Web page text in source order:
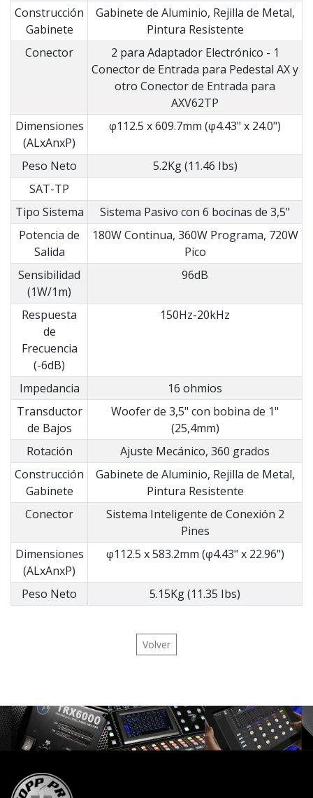
Construcción
Gabinete
Gabinete de Aluminio, Rejilla de Metal,
Pintura Resistente
Conector
2 para Adaptador Electrónico - 1
Conector de Entrada para Pedestal AX y
otro Conector de Entrada para
AXV62TP
Dimensiones
(ALxAnxP)
φ112.5 x 609.7mm (φ4.43" x 24.0")
Peso Neto
5.2Kg (11.46 Ibs)
SAT-TP
Tipo Sistema
Sistema Pasivo con 6 bocinas de 3,5"
Potencia de
Salida
180W Continua, 360W Programa, 720W
Pico
Sensibilidad
(1W/1m)
96dB
Respuesta
de
Frecuencia
(-6dB)
150Hz-20kHz
Impedancia
16 ohmios
Transductor
de Bajos
Woofer de 3,5" con bobina de 1"
(25,4mm)
Rotación
Ajuste Mecánico, 360 grados
Construcción
Gabinete
Gabinete de Aluminio, Rejilla de Metal,
Pintura Resistente
Conector
Sistema Inteligente de Conexión 2
Pines
Dimensiones
(ALxAnxP)
φ112.5 x 583.2mm (φ4.43" x 22.96")
Peso Neto 5.15Kg (11.35 Ibs)
Volver